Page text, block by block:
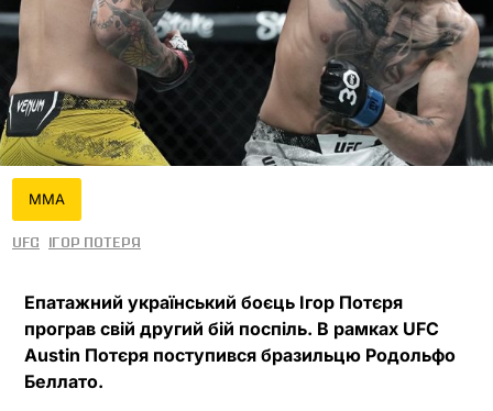
MMA
UFC Ігор Потеря
Епатажний український боєць Ігор Потєря
програв свій другий бій поспіль. В рамках UFC
Austin Потєря поступився бразильцю Родольфо
Беллато.